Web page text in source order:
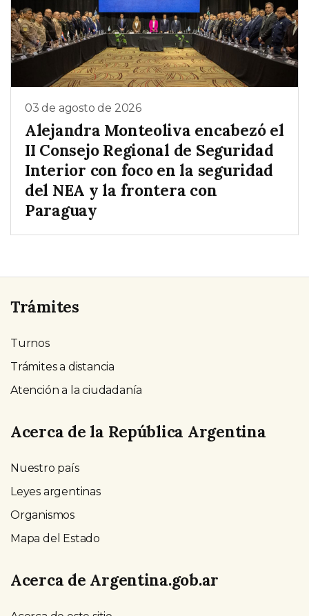
03 de agosto de 2026
Alejandra Monteoliva encabezó el
II Consejo Regional de Seguridad
Interior con foco en la seguridad
del NEA y la frontera con
Paraguay
Trámites
Turnos
Trámites a distancia
Atención a la ciudadanía
Acerca de la República Argentina
Nuestro país
Leyes argentinas
Organismos
Mapa del Estado
Acerca de Argentina.gob.ar